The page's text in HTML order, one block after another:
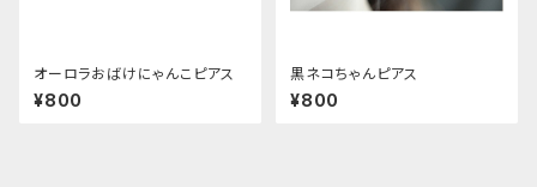
オーロラおばけにゃんこピアス
¥800
黒ネコちゃんピアス
¥800